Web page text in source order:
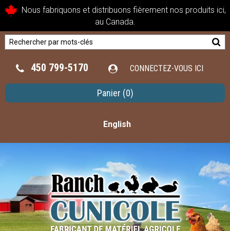
Nous fabriquons et distribuons fièrement nos produits ici,
au Canada.
450 799-5170 CONNECTEZ-VOUS ICI
Panier (0)
English